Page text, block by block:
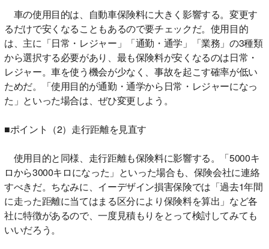
車の使用目的は、自動車保険料に大きく影響する。変更す
るだけで安くなることもあるので要チェックだ。使用目的
は、主に「日常・レジャー」「通勤・通学」「業務」の3種類
から選択する必要があり、最も保険料が安くなるのは日常・
レジャー。車を使う機会が少なく、事故を起こす確率が低い
ためだ。「使用目的が通勤・通学から日常・レジャーになっ
た」といった場合は、ぜひ変更しよう。
■ポイント（2）走行距離を見直す
使用目的と同様、走行距離も保険料に影響する。「5000キ
ロから3000キロになった」といった場合も、保険会社に連絡
すべきだ。ちなみに、イーデザイン損害保険では「過去1年間
に走った距離に当てはまる区分により保険料を算出」など各
社に特徴があるので、一度見積もりをとって検討してみても
いいだろう。